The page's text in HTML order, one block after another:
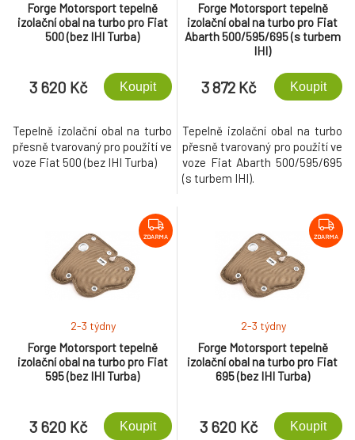
Forge Motorsport tepelně
izolační obal na turbo pro Fiat
500 (bez IHI Turba)
3 620 Kč Koupit
Tepelně izolační obal na turbo
přesně tvarovaný pro použití ve
voze Fiat 500 (bez IHI Turba)
Forge Motorsport tepelně
izolační obal na turbo pro Fiat
Abarth 500/595/695 (s turbem
IHI)
3 872 Kč Koupit
Tepelně izolační obal na turbo
přesně tvarovaný pro použití ve
voze Fiat Abarth 500/595/695
(s turbem IHI).
ZDARMA
Forge Motorsport tepelně
izolační obal na turbo pro Fiat
595 (bez IHI Turba)
2-3 týdny
3 620 Kč Koupit
ZDARMA
Forge Motorsport tepelně
izolační obal na turbo pro Fiat
695 (bez IHI Turba)
2-3 týdny
3 620 Kč Koupit